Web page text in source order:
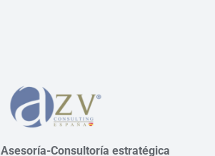
Asesoría-Consultoría estratégica